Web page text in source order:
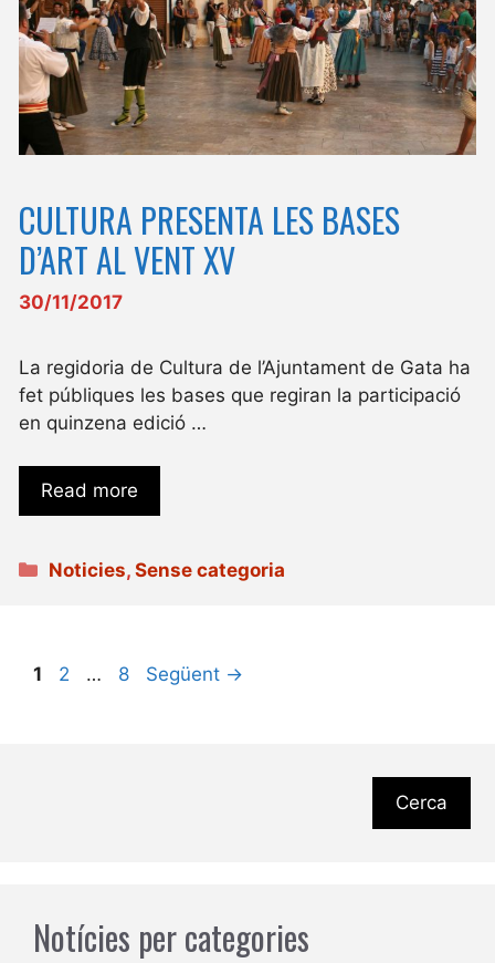
CULTURA PRESENTA LES BASES
D’ART AL VENT XV
30/11/2017
La regidoria de Cultura de l’Ajuntament de Gata ha
fet públiques les bases que regiran la participació
en quinzena edició …
Read more
Categories
Noticies,Sense categoria
Pàgina
1 Pàgina
2 … Pàgina
8 Següent →
Cerca
Notícies per categories